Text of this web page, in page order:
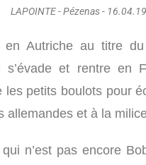
LAPOINTE - Pézenas -
en Autriche au titre
s’évade et rentre en
les petits boulots pour
allemandes et à la
n’est pas encore